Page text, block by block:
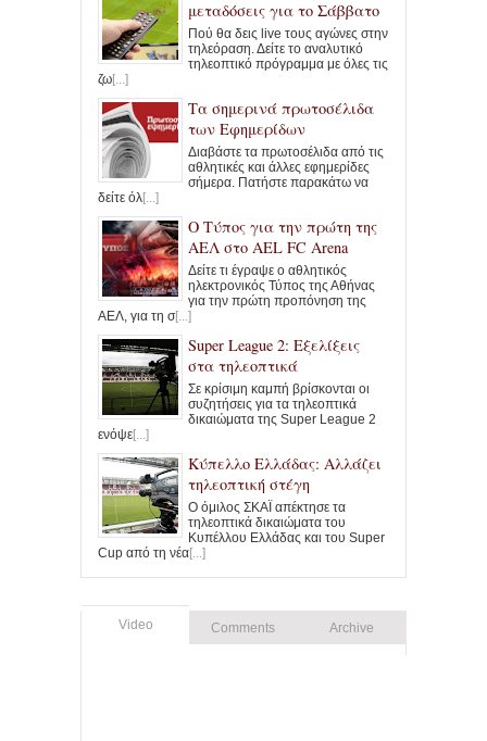
μεταδόσεις για τo Σάββατο
Πού θα δεις live τους αγώνες στην
τηλεόραση. Δείτε το αναλυτικό
τηλεοπτικό πρόγραμμα με όλες τις
ζω[...]
Τα σημερινά πρωτοσέλιδα
των Εφημερίδων
Διαβάστε τα πρωτοσέλιδα από τις
αθλητικές και άλλες εφημερίδες
σήμερα. Πατήστε παρακάτω να
δείτε όλ[...]
Ο Τύπος για την πρώτη της
ΑΕΛ στο AEL FC Arena
Δείτε τι έγραψε ο αθλητικός
ηλεκτρονικός Τύπος της Αθήνας
για την πρώτη προπόνηση της
ΑΕΛ, για τη σ[...]
Super League 2: Εξελίξεις
στα τηλεοπτικά
Σε κρίσιμη καμπή βρίσκονται οι
συζητήσεις για τα τηλεοπτικά
δικαιώματα της Super League 2
ενόψε[...]
Κύπελλο Ελλάδας: Αλλάζει
τηλεοπτική στέγη
Ο όμιλος ΣΚΑΪ απέκτησε τα
τηλεοπτικά δικαιώματα του
Κυπέλλου Ελλάδας και του Super
Cup από τη νέα[...]
Video Comments Archive